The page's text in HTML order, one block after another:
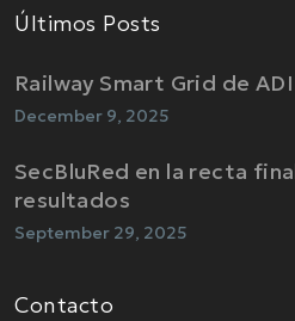
Últimos Posts
Railway Smart Grid de
December 9, 2025
SecBluRed en la recta
resultados
September 29, 2025
Contacto